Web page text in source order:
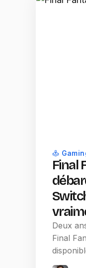
Final
Deux
Final